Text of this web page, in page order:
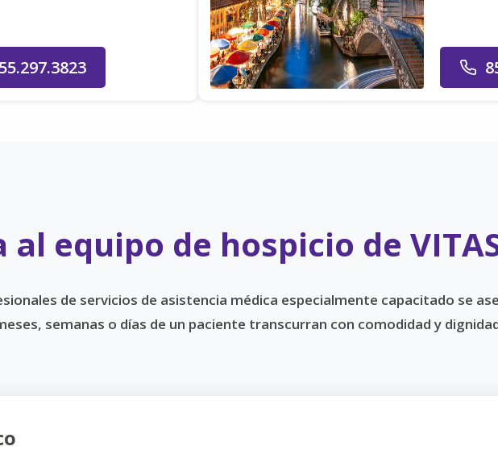
al equipo de hospicio de
de servicios de asistencia médica especialmente capacitado se
semanas o días de un paciente transcurran con comodidad y